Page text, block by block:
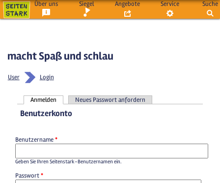
Über uns Siegel Angebote Service Suche
macht Spaß und schlau
User Login
Haupt-Reiter
Anmelden Neues Passwort anfordern
Benutzerkonto
Benutzername*
Geben Sie Ihren Seitenstark-Benutzernamen ein.
Passwort*